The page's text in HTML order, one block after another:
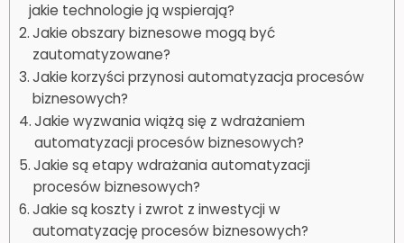
jakie technologie ją wspierają?
Jakie obszary biznesowe mogą być
zautomatyzowane?
Jakie korzyści przynosi automatyzacja procesów
biznesowych?
Jakie wyzwania wiążą się z wdrażaniem
automatyzacji procesów biznesowych?
Jakie są etapy wdrażania automatyzacji
procesów biznesowych?
Jakie są koszty i zwrot z inwestycji w
automatyzację procesów biznesowych?